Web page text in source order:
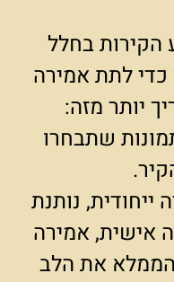
הקירות בחלל
לתת אמירה
יותר מזה:
שתבחרו
נותנת
אישית, אמירה
הממלא את הלב